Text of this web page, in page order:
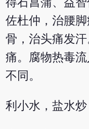
佐杜仲，治腰
骨，治头痛发
痛。腐物热毒
不同。
利小水，盐水炒